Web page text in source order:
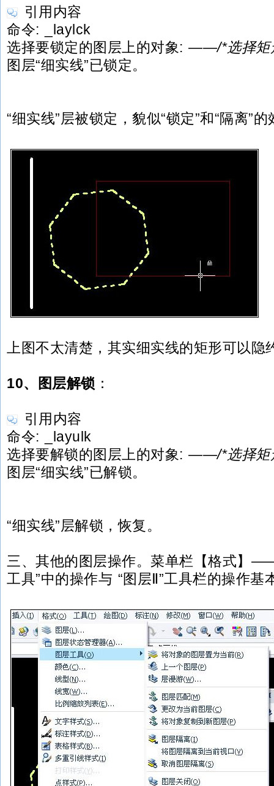
引用内容
命令: _laylck
选择要锁定的图层上的对象: ——/*选择矩
图层“细实线”已锁定。
“细实线”层被锁定，貌似“锁定”和“隔离”
上图不太清楚，其实细实线的矩形可以隐
10、图层解锁 ：
引用内容
命令: _layulk
选择要解锁的图层上的对象: ——/*选择矩
图层“细实线”已解锁。
“细实线”层解锁，恢复。
三、其他的图层操作。菜单栏【格式】
工具”中的操作与 “图层Ⅱ”工具栏的操作基